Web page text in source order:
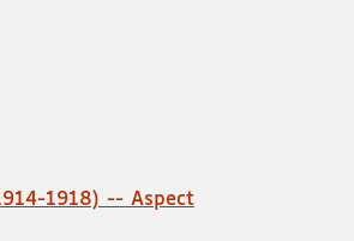
1918) -- Aspect